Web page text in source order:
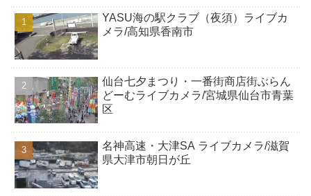
YASU海の駅クラブ（夜須）ライブカ
メラ/高知県香南市
仙台七夕まつり・一番街商店街ぶらん
どーむライブカメラ/宮城県仙台市青葉
区
名神高速・大津SA ライブカメラ/滋賀
県大津市朝日が丘